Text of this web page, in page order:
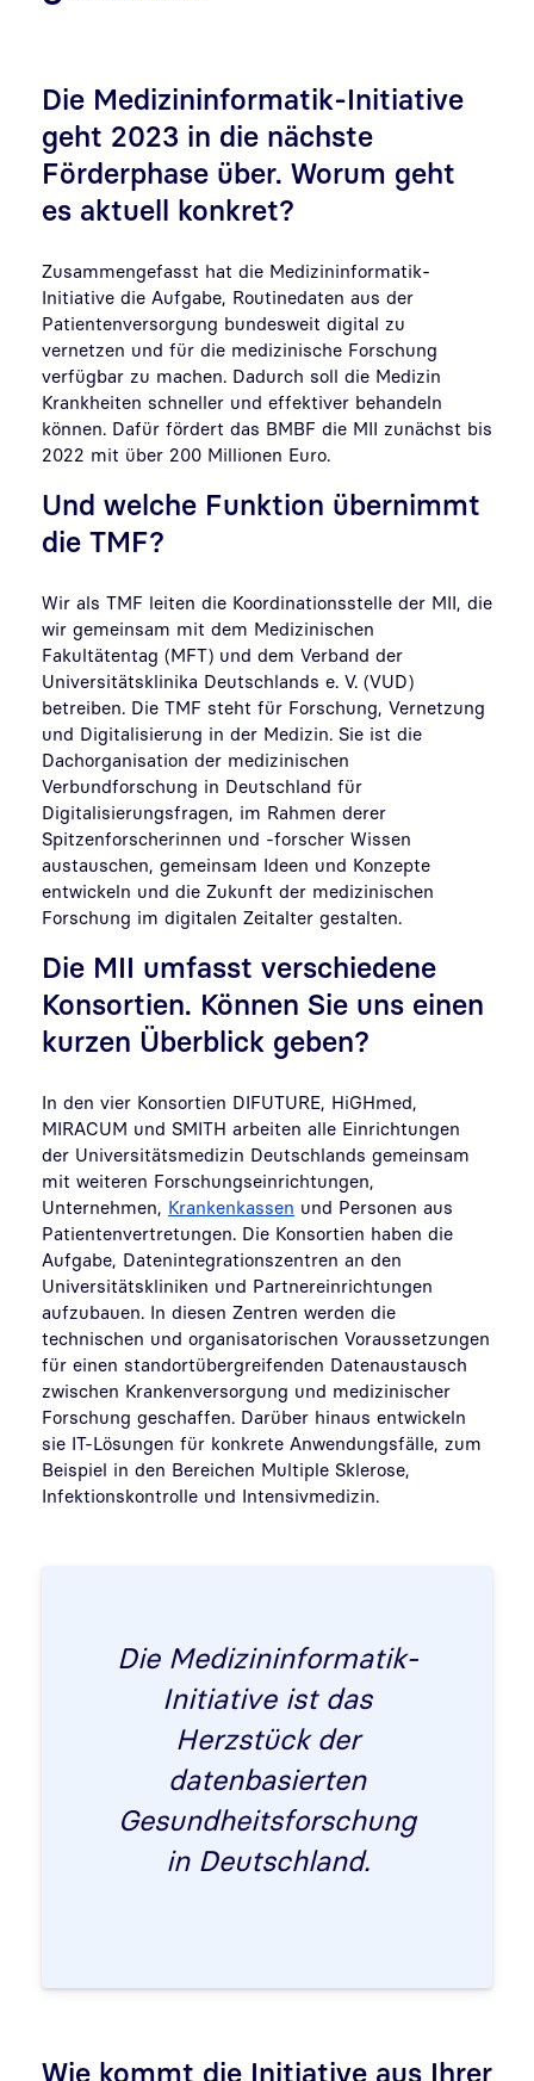
Die Medizininformatik-Initiative
geht 2023 in die nächste
Förderphase über. Worum geht
es aktuell konkret?
Zusammengefasst hat die Medizininformatik-
Initiative die Aufgabe, Routinedaten aus der
Patientenversorgung bundesweit digital zu
vernetzen und für die medizinische Forschung
verfügbar zu machen. Dadurch soll die Medizin
Krankheiten schneller und effektiver behandeln
können. Dafür fördert das BMBF die MII zunächst bis
2022 mit über 200 Millionen Euro.
Und welche Funktion übernimmt
die TMF?
Wir als TMF leiten die Koordinationsstelle der MII, die
wir gemeinsam mit dem Medizinischen
Fakultätentag (MFT) und dem Verband der
Universitätsklinika Deutschlands e. V. (VUD)
betreiben. Die TMF steht für Forschung, Vernetzung
und Digitalisierung in der Medizin. Sie ist die
Dachorganisation der medizinischen
Verbundforschung in Deutschland für
Digitalisierungsfragen, im Rahmen derer
Spitzenforscherinnen und -forscher Wissen
austauschen, gemeinsam Ideen und Konzepte
entwickeln und die Zukunft der medizinischen
Forschung im digitalen Zeitalter gestalten.
Die MII umfasst verschiedene
Konsortien. Können Sie uns einen
kurzen Überblick geben?
In den vier Konsortien DIFUTURE, HiGHmed,
MIRACUM und SMITH arbeiten alle Einrichtungen
der Universitätsmedizin Deutschlands gemeinsam
mit weiteren Forschungseinrichtungen,
Unternehmen, Krankenkassen und Personen aus
Patientenvertretungen. Die Konsortien haben die
Aufgabe, Datenintegrationszentren an den
Universitätskliniken und Partnereinrichtungen
aufzubauen. In diesen Zentren werden die
technischen und organisatorischen Voraussetzungen
für einen standortübergreifenden Datenaustausch
zwischen Krankenversorgung und medizinischer
Forschung geschaffen. Darüber hinaus entwickeln
sie IT-Lösungen für konkrete Anwendungsfälle, zum
Beispiel in den Bereichen Multiple Sklerose,
Infektionskontrolle und Intensivmedizin.
Die Medizininformatik-
Initiative ist das
Herzstück der
datenbasierten
Gesundheitsforschung
in Deutschland.
Wie kommt die Initiative aus Ihrer